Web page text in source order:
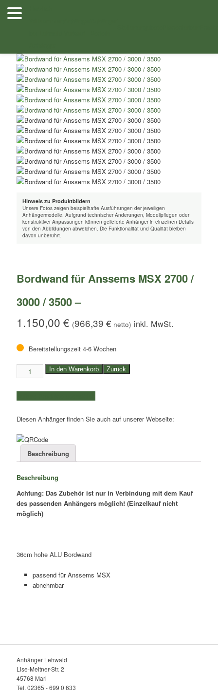
Zum
Inhalt
Shop
Hinweis zu Produktbildern
Unsere Fotos zeigen beispielhafte Ausführungen der jeweiligen
Anhängermodelle. Aufgrund technischer Änderungen, Modellpflegen oder
konstruktiver Anpassungen können gelieferte Anhänger in einzelnen Details
von den Abbildungen abweichen. Die Funktionalität und Qualität bleiben
davon unberührt.
Bordwand für Anssems MSX 2700 /
3000 / 3500 –
1.150,00€ (966,39€ netto)
Bereitstellungszeit 4-6 Wochen
Bordwand
für
Anssems
MSX
/
/
3500
-
In den Warenkorb Zurück
Diesen Anhänger finden Sie auch auf unserer Webseite:
Beschreibung
Beschreibung
Achtung: Das Zubehör ist nur in Verbindung mit dem Kauf
des passenden Anhängers möglich! (Einzelkauf nicht
möglich)
36cm hohe ALU Bordwand
passend für Anssems MSX
abnehmbar
Anhänger Lehwald
Lise-Meitner-Str. 2
45768 Marl
Tel. 02365 - 699 0 633